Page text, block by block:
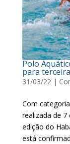
Polo
para
31/03/22|
Com
realizada de 7
edição do
está